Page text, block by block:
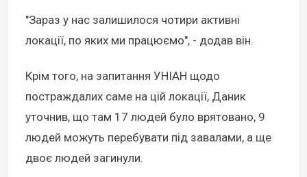
"Зараз у нас залишилося чотири активні
локації, по яких ми працюємо", - додав він.
Крім того, на запитання УНІАН щодо
постраждалих саме на цій локації, Даник
уточнив, що там 17 людей було врятовано, 9
людей можуть перебувати під завалами, а ще
двоє людей загинули.